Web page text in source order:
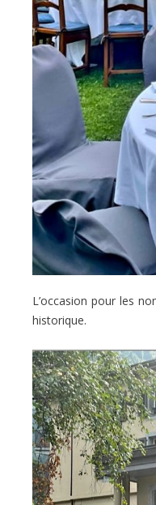
L’occasion pour les
historique.